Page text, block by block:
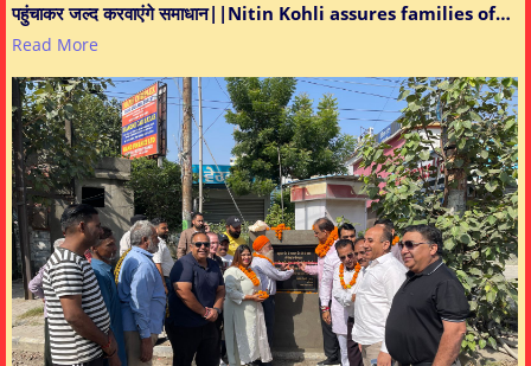
पहुंचाकर जल्द करवाएंगे समाधान||Nitin Kohli assures families of…
Read More